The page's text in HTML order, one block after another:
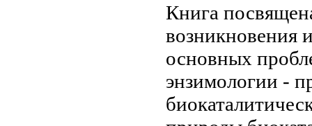
Книга
возникновения
основных
энзимологии -